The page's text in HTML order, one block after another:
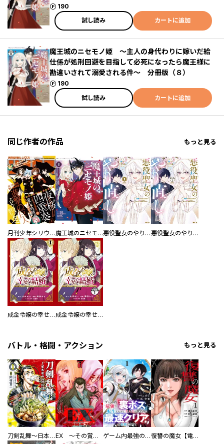
190
ポイント
試し読み
カートに追加
魔王城のニセモノ姫 ～主人の身代わりに嫁いだ給
仕係が処刑回避を目指して必死になったら魔王様に
勘違いされて溺愛される件～ 分冊版（８）
190
ポイント
試し読み
カートに追加
同じ作者の作品 もっと見る
月刊少年シリウス 魔王城のニセモノ姫 ～主人の身代わりに嫁いだ給仕係が処刑回避を目指して必死になったら魔王様に勘違いされて溺愛される件～ 悪役聖女のやり直し ～冤罪で処刑された聖女は推しの英雄を救うために我慢をやめます～ 悪役聖女のやり直し ～冤罪で処刑された聖女は推しの英雄を救うために我慢をやめます～ 分冊版
成金令嬢の幸せな結婚～金の亡者と罵られた令嬢は父親に売られて辺境の豚公爵と幸せになる～ 成金令嬢の幸せな結婚～金の亡者と罵られた令嬢は父親に売られて辺境の豚公爵と幸せになる～ 分冊版
バトル・格闘・アクション もっと見る
刀剣乱舞～日本号つれづれ酒～ EX ～その賞金稼ぎは、世界の出口を探す～【単行本版】 ゲーム内最強の『裏ボス』に転生したので、主人公の代わりに最速クリアを目指します！【電子単行本版】 復讐の魔女【電子単行本版】